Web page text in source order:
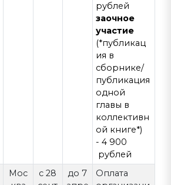
рублей
заочное
участие
(*публикац
ия в
сборнике/
публикация
одной
главы в
коллективн
ой книге*)
- 4 900
рублей
Мос
с 28
до 7
Оплата